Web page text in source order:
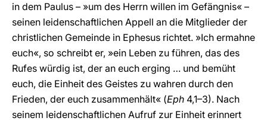
in dem Paulus – »um des Herrn willen im Gefängnis« –
seinen leidenschaftlichen Appell an die Mitglieder der
christlichen Gemeinde in Ephesus richtet. »Ich ermahne
euch«, so schreibt er, »ein Leben zu führen, das des
Rufes würdig ist, der an euch erging … und bemüht
euch, die Einheit des Geistes zu wahren durch den
Frieden, der euch zusammenhält« (Eph 4,1–3). Nach
seinem leidenschaftlichen Aufruf zur Einheit erinnert